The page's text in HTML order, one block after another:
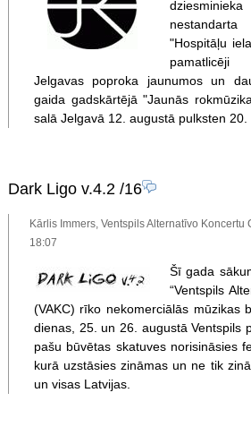
"Hospitāļu
Jelgavas poproka jaunumos un
gaida gadskārtējā "Jaunās
salā Jelgavā 12. augustā pulksten 20.
Dark Ligo v.4.2 /16
Kārlis Immers, Ventspils Alternatīvo Koncertu
18:07
Šī gada
“Ventspils
(VAKC) rīko nekomerciālās mūzikas
dienas, 25. un 26. augustā Ventspils
pašu būvētas skatuves norisināsies
kurā uzstāsies zināmas un ne tik
un visas Latvijas.